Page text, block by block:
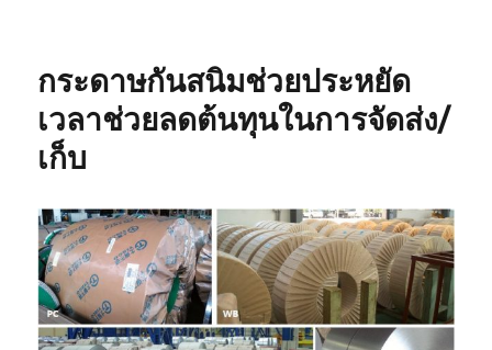
ไม่มี
สาร
ไน
ยัง
กระดาษกันสนิมช่วยประหยัด
เวลาช่วยลดต้นทุนในการจัดส่ง/
เก็บ